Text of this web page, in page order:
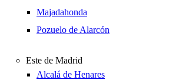
Majadahonda
Pozuelo de Alarcón
Este de Madrid
Alcalá de Henares